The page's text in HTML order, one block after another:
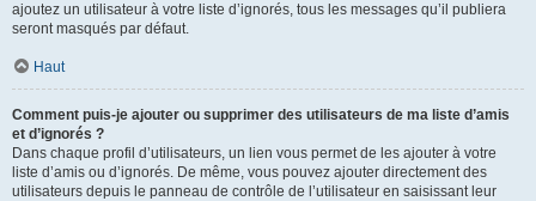
ajoutez un utilisateur à votre liste d’ignorés, tous les messages qu’il publiera
seront masqués par défaut.
Haut
Comment puis-je ajouter ou supprimer des utilisateurs de ma liste d’amis
et d’ignorés ?
Dans chaque profil d’utilisateurs, un lien vous permet de les ajouter à votre
liste d’amis ou d’ignorés. De même, vous pouvez ajouter directement des
utilisateurs depuis le panneau de contrôle de l’utilisateur en saisissant leur